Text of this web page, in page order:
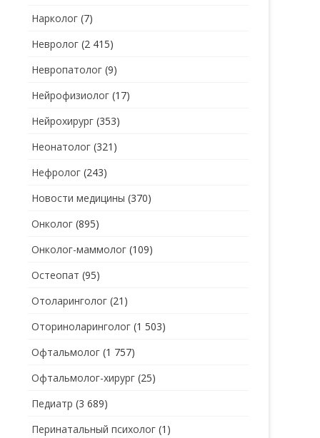
Нарколог (7)
Невролог (2 415)
Невропатолог (9)
Нейрофизиолог (17)
Нейрохирург (353)
Неонатолог (321)
Нефролог (243)
Новости медицины (370)
Онколог (895)
Онколог-маммолог (109)
Остеопат (95)
Отоларинголог (21)
Оториноларинголог (1 503)
Офтальмолог (1 757)
Офтальмолог-хирург (25)
Педиатр (3 689)
Перинатальный психолог (1)